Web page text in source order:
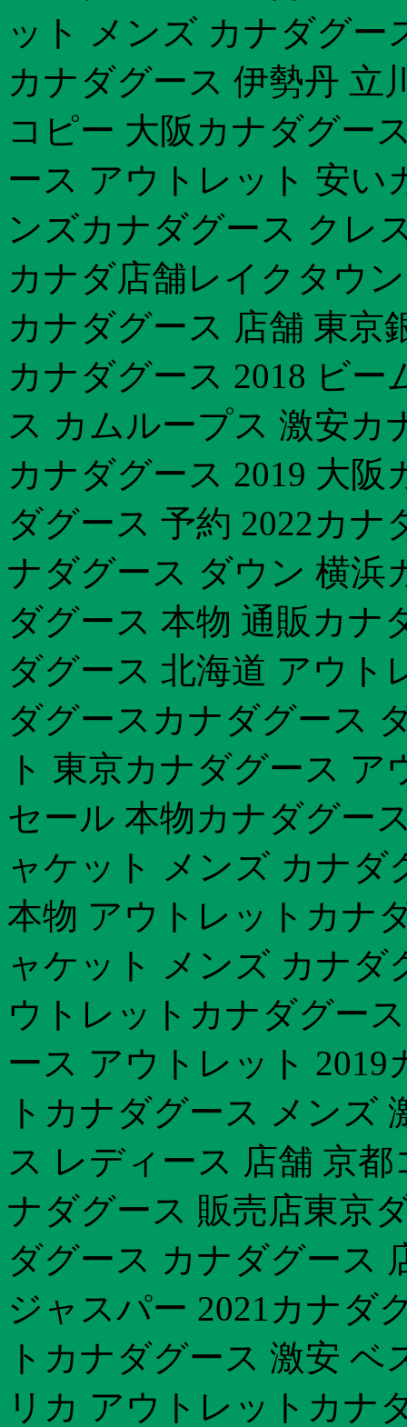
ット メンズ カナダグー
カナダグース 伊勢丹 立
コピー 大阪カナダグー
ース アウトレット 安い
ンズカナダグース クレ
カナダ店舗レイクタウ
カナダグース 店舗 東京
カナダグース 2018 ビ
ス カムループス 激安カ
カナダグース 2019 大
ダグース 予約 2022カ
ナダグース ダウン 横浜
ダグース 本物 通販カナ
ダグース 北海道 アウト
ダグースカナダグース
ト 東京カナダグース
セール 本物カナダグー
ャケット メンズ カナ
本物 アウトレットカナ
ャケット メンズ カナダ
ウトレットカナダグー
ース アウトレット
トカナダグース メンズ
ス レディース 店舗 京
ナダグース 販売店東京
ダグース カナダグース
ジャスパー 2021カナダ
トカナダグース 激安
リカ アウトレットカナ